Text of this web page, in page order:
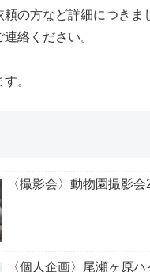
頼の方など詳細につきま
連絡ください。
。
〈撮影会〉動物園撮影
〈個人企画〉尾瀬ヶ原